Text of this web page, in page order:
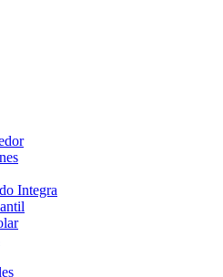
Integra